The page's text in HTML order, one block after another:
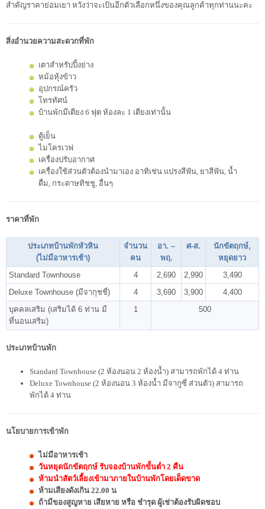
สำคัญราคาย่อมเยา หวังว่าจะเป้นอีกตัวเลือกหนึ่งของคุณลูกค้าทุกท่านนะคะ
สิ่งอำนวยความสะดวกที่พัก
เตาสำหรับปิ้งย่าง
หม้อหุ้งข้าว
อุปกรณ์ครัว
โทรทัศน์
บ้านพักมีเตียง 6 ฟุต ห้องละ 1 เตียงเท่านั้น
ตู้เย็น
ไมโครเวฟ
เครื่องปรับอากาศ
เครื่องใช้ส่วนตัวต้องนำมาเอง อาทิเช่น แปรงสีฟัน, ยาสีฟัน, น้ำ
ดื่ม, กระดาษทิชชู, อื่นๆ
ราคาที่พัก
ประเภทบ้านพักหัวหิน
(ไม่มีอาหารเช้า)
จำนวน
คน
อา. –
พฤ.
ศ-ส.
นักขัตฤกษ์,
หยุดยาว
Standard Townhouse
4 2,690 2,990
3,490
Deluxe Townhouse (มีจากุชชี่)
4 3,690 3,900
4,400
บุคคลเสริม (เสริมได้ 6 ท่าน มี
ที่นอนเสริม)
1 500
ประเภทบ้านพัก
Standard Townhouse (2 ห้องนอน 2 ห้องน้ำ) สามารถพักได้ 4 ท่าน
Deluxe Townhouse (2 ห้องนอน 3 ห้องน้ำ มีจากูซี่ ส่วนตัว) สามารถ
พักได้ 4 ท่าน
นโยบายการเข้าพัก
ไม่มีอาหารเช้า
วันหยุดนักขัตฤกษ์ รับจองบ้านพักขั้นต่ำ 2 คืน
ห้ามนำสัตว์เลี้ยงเข้ามาภายในบ้านพักโดยเด็ดขาด
ห้ามเสียงดังเกิน 22.00 น
ถ้ามีของสูญหาย เสียหาย หรือ ชำรุด ผู้เช่าต้องรับผิดชอบ